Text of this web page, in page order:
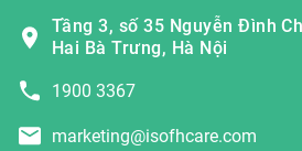
Tầng 3, số 35 Nguyễn Đình
Hai Bà Trưng, Hà Nội
1900 3367
marketing@isofhcare.com